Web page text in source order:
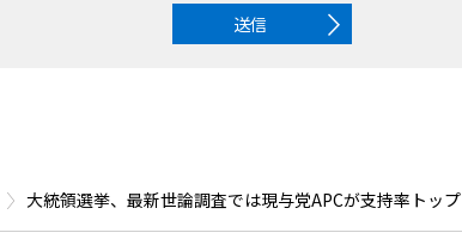
送信
大統領選挙、最新世論調査では現与党APCが支持率トップ